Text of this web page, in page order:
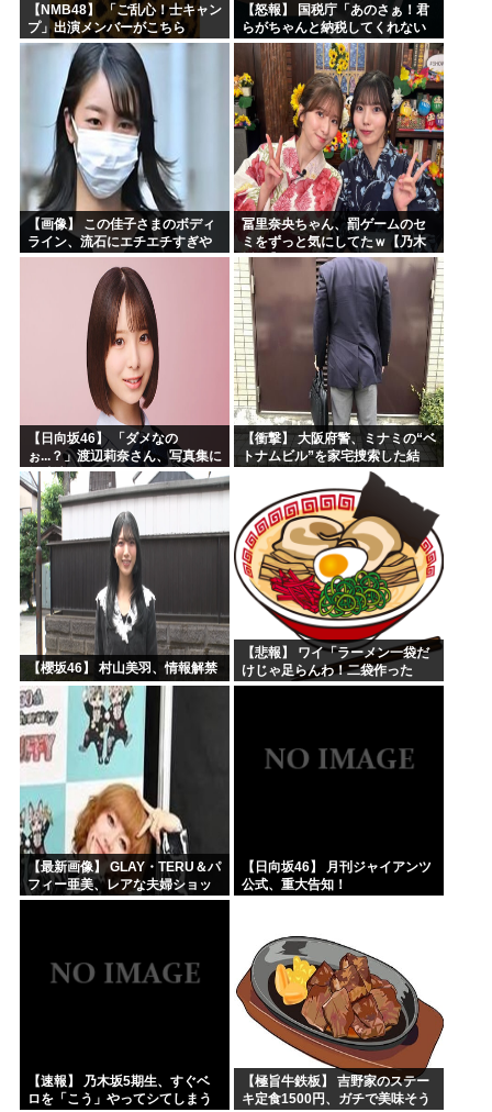
【NMB48】 「ご乱心！士キャン
プ」出演メンバーがこちら
【怒報】 国税庁「あのさぁ！君
らがちゃんと納税してくれない
とこうなっちゃうけどどうす
る？！」←これw w w w w w w w
【画像】 この佳子さまのボディ
ライン、流石にエチエチすぎや
ろ！
冨里奈央ちゃん、罰ゲームのセ
ミをずっと気にしてたｗ【乃木
坂46】
【日向坂46】 「ダメなの
ぉ...？」渡辺莉奈さん、写真集に
興味津々
【衝撃】 大阪府警、ミナミの“ベ
トナムビル”を家宅捜索した結
【櫻坂46】 村山美羽、情報解禁
【悲報】 ワイ「ラーメン一袋だ
けじゃ足らんわ！二袋作った
ろ！」→結果ｗｗｗ
【最新画像】 GLAY・TERU＆パ
フィー亜美、レアな夫婦ショッ
トを公開してしまう！
【日向坂46】 月刊ジャイアンツ
公式、重大告知！
【速報】 乃木坂5期生、すぐベ
ロを「こう」やってシてしまう
【極旨牛鉄板】 吉野家のステー
キ定食1500円、ガチで美味そう